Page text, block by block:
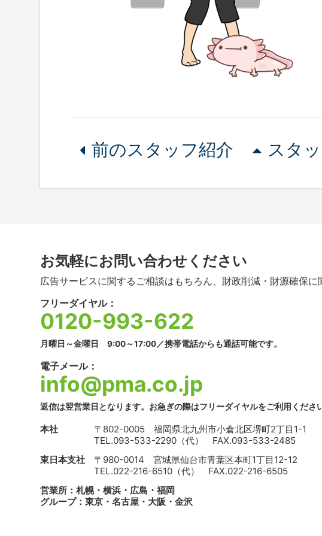
前のスタッフ紹介 スタ
お気軽にお問い合わせください
広告サービスに関するご相談はもちろん、財政削減・財源確保
フリーダイヤル：
0120-993-622
月曜日～金曜日 9:00～17:00／携帯電話からも通話可能です。
電子メール：
info@pma.co.jp
返信は翌営業日となります。お急ぎの際はフリーダイヤルをご利用ください
本社 〒802-0005福岡県北九州市小倉北区堺町2丁目1-1
TEL.093-533-2290（代） FAX.093-533-2485
東日本支社
〒980-0014宮城県仙台市青葉区本町1丁目12-12
TEL.022-216-6510（代） FAX.022-216-6505
営業所：札幌・横浜・広島・福岡
グループ：東京・名古屋・大阪・金沢